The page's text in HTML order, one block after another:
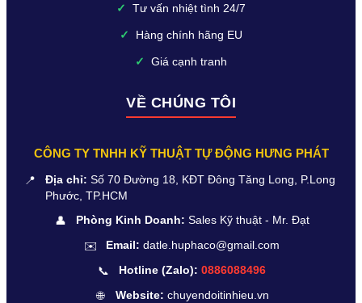
✓ Tư vấn nhiệt tình 24/7
✓ Hàng chính hãng EU
✓ Giá cạnh tranh
VỀ CHÚNG TÔI
CÔNG TY TNHH KỸ THUẬT TỰ ĐỘNG HƯNG PHÁT
📍 Địa chỉ: Số 70 Đường 18, KĐT Đông Tăng Long, P.Long
Phước, TP.HCM
👤 Phòng Kinh Doanh: Sales Kỹ thuật - Mr. Đạt
✉️ Email: datle.huphaco@gmail.com
📞 Hotline (Zalo): 0886088496
🌐 Website: chuyendoitinhieu.vn